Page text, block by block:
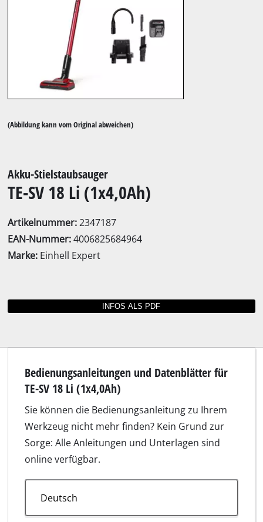
(Abbildung kann vom Original abweichen)
Akku-Stielstaubsauger
TE-SV 18 Li (1x4,0Ah)
Artikelnummer:2347187
EAN-Nummer:4006825684964
Marke: Einhell Expert